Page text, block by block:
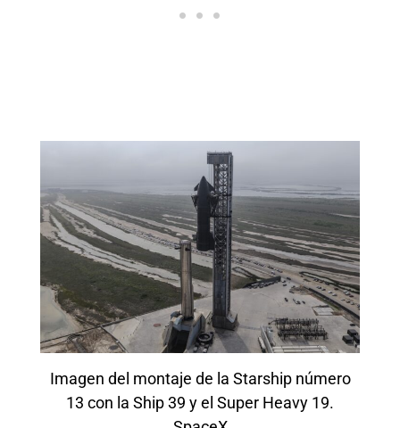
Imagen del montaje de la Starship número
13 con la Ship 39 y el Super Heavy 19.